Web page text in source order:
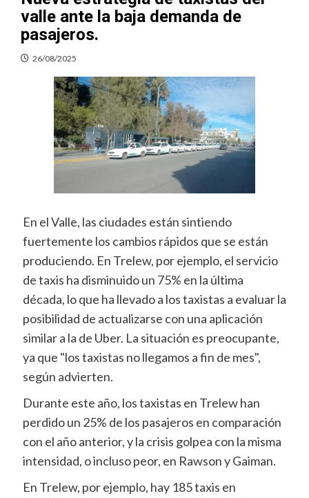
valle ante la baja demanda de
pasajeros.
26/08/2025
En el Valle, las ciudades están sintiendo
fuertemente los cambios rápidos que se están
produciendo. En Trelew, por ejemplo, el servicio
de taxis ha disminuido un 75% en la última
década, lo que ha llevado a los taxistas a evaluar la
posibilidad de actualizarse con una aplicación
similar a la de Uber. La situación es preocupante,
ya que "los taxistas no llegamos a fin de mes",
según advierten.
Durante este año, los taxistas en Trelew han
perdido un 25% de los pasajeros en comparación
con el año anterior, y la crisis golpea con la misma
intensidad, o incluso peor, en Rawson y Gaiman.
En Trelew, por ejemplo, hay 185 taxis en